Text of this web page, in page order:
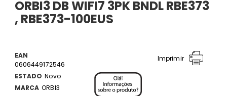
ORBI3 DB WIFI7 3PK BNDL RBE373
, RBE373-100EUS
EAN
0606449172546
ESTADO Novo
MARCA ORBI3
Imprimir